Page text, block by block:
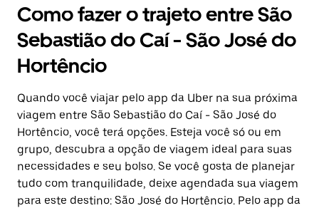
Como fazer o trajeto entre São
Sebastião do Caí - São José do
Hortêncio
Quando você viajar pelo app da Uber na sua próxima
viagem entre São Sebastião do Caí - São José do
Hortêncio, você terá opções. Esteja você só ou em
grupo, descubra a opção de viagem ideal para suas
necessidades e seu bolso. Se você gosta de planejar
tudo com tranquilidade, deixe agendada sua viagem
para este destino: São José do Hortêncio. Pelo app da